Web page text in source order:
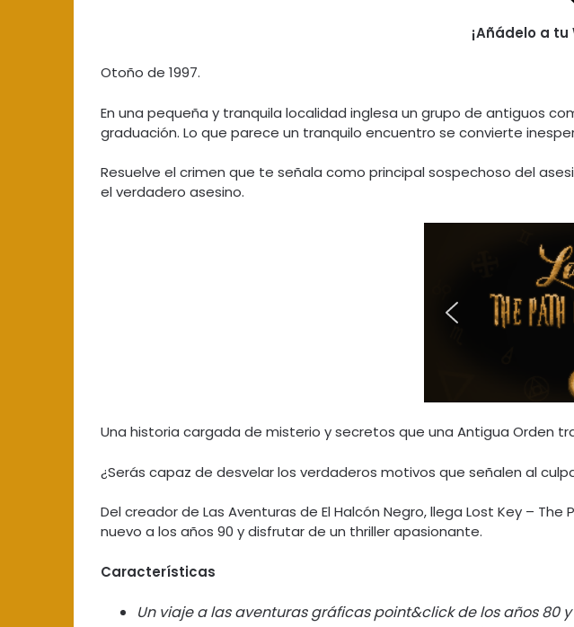
¡Añádelo a tu
Otoño de 1997.
En una pequeña y tranquila localidad inglesa un grupo de antiguos
graduación. Lo que parece un tranquilo encuentro se convierte
Resuelve el crimen que te señala como principal sospechoso del
el verdadero asesino.
Una historia cargada de misterio y secretos que una Antigua Orden
¿Serás capaz de desvelar los verdaderos motivos que señalen al
Del creador de Las Aventuras de El Halcón Negro, llega Lost Key –
nuevo a los años 90 y disfrutar de un thriller apasionante.
Características
Un viaje a las aventuras gráficas point&click de los años 80